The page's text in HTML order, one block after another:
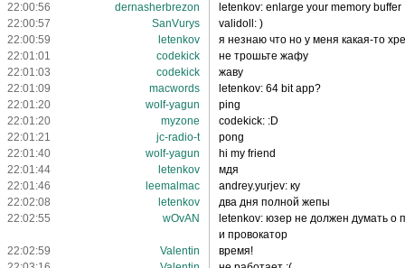
22:00:56
dernasherbrezon
letenkov: enlarge your memory buffer
22:00:57
SanVurys
validoll: )
22:00:59
letenkov
я незнаю что но у меня какая-то
22:01:01
codekick
не трошьте жафу
22:01:03
codekick
жаву
22:01:09
macwords
letenkov: 64 bit app?
22:01:20
wolf-yagun
ping
22:01:20
myzone
codekick: :D
22:01:21
jc-radio-t
pong
22:01:40
wolf-yagun
hi my friend
22:01:44
letenkov
мдя
22:01:46
leemalmac
andrey.yurjev: ку
22:02:08
letenkov
два дня полной жепы
22:02:55
wOvAN
letenkov: юзер не должен думать о
и провокатор
22:02:59
Valentin
время!